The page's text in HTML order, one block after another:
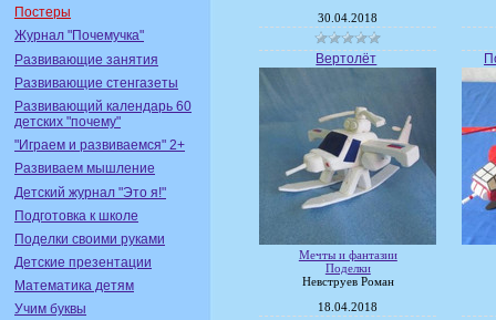
Постеры
Журнал "Почемучка"
Развивающие занятия
Развивающие стенгазеты
Развивающий календарь 60
детских "почему"
"Играем и развиваемся" 2+
Развиваем мышление
Детский журнал "Это я!"
Подготовка к школе
Поделки своими руками
Детские презентации
Математика детям
Учим буквы
30.04.2018
Вертолёт
Мечты и фантазии
Поделки
Невструев Роман
18.04.2018